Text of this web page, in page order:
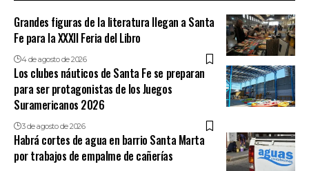
Grandes figuras de la literatura llegan a Santa
Fe para la XXXII Feria del Libro
4 de agosto de 2026
Los clubes náuticos de Santa Fe se preparan
para ser protagonistas de los Juegos
Suramericanos 2026
3 de agosto de 2026
Habrá cortes de agua en barrio Santa Marta
por trabajos de empalme de cañerías